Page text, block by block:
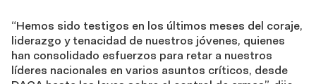
“Hemos sido testigos en los últimos meses del coraje,
liderazgo y tenacidad de nuestros jóvenes, quienes
han consolidado esfuerzos para retar a nuestros
líderes nacionales en varios asuntos críticos, desde